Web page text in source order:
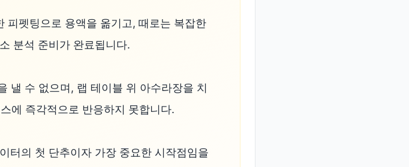
피펫팅으로 용액을 옮기고, 때로는 복잡한
분석 준비가 완료됩니다.
낼 수 없으며, 랩 테이블 위 아수라장을 치
에 즉각적으로 반응하지 못합니다.
터의 첫 단추이자 가장 중요한 시작점임을